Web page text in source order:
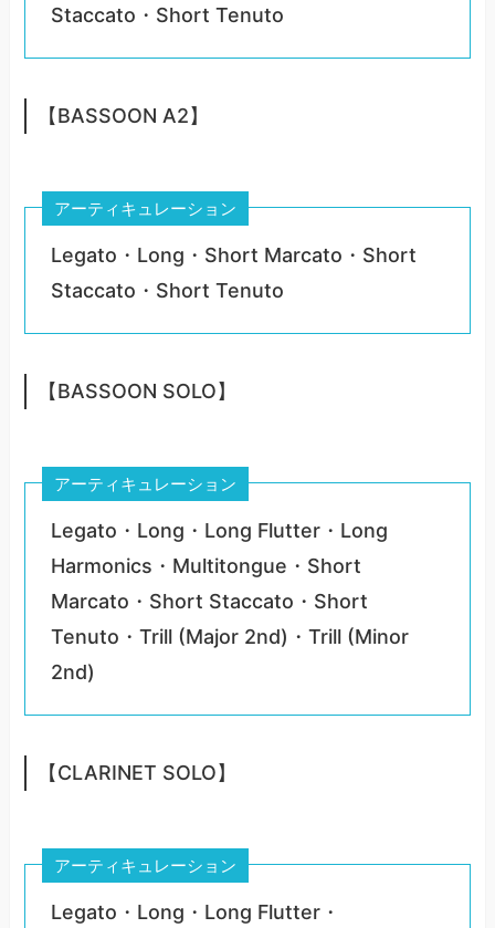
Staccato・Short Tenuto
【BASSOON A2】
アーティキュレーション
Legato・Long・Short Marcato・Short
Staccato・Short Tenuto
【BASSOON SOLO】
アーティキュレーション
Legato・Long・Long Flutter・Long
Harmonics・Multitongue・Short
Marcato・Short Staccato・Short
Tenuto・Trill (Major 2nd)・Trill (Minor
2nd)
【CLARINET SOLO】
アーティキュレーション
Legato・Long・Long Flutter・